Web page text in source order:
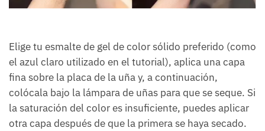
Elige tu esmalte de gel de color sólido preferido (como
el azul claro utilizado en el tutorial), aplica una capa
fina sobre la placa de la uña y, a continuación,
colócala bajo la lámpara de uñas para que se seque. Si
la saturación del color es insuficiente, puedes aplicar
otra capa después de que la primera se haya secado.